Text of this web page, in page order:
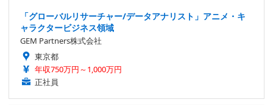
「グローバルリサーチャー/データアナリスト」アニメ・キ
ャラクタービジネス領域
GEM Partners株式会社
東京都
年収750万円～1,000万円
正社員